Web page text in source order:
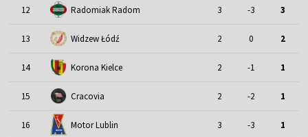
12 Radomiak Radom 3 -3 3
13 Widzew Łódź 2 0 2
14 Korona Kielce 2 -1 1
15 Cracovia 2 -2 1
16 Motor Lublin 3 -3 1